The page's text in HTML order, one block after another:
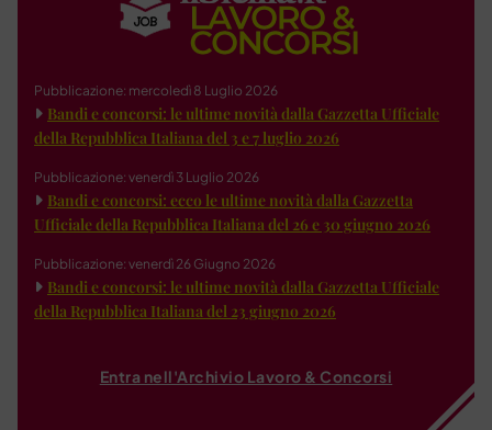
Pubblicazione: mercoledì 8 Luglio 2026
Bandi e concorsi: le ultime novità dalla Gazzetta Ufficiale
della Repubblica Italiana del 3 e 7 luglio 2026
Pubblicazione: venerdì 3 Luglio 2026
Bandi e concorsi: ecco le ultime novità dalla Gazzetta
Ufficiale della Repubblica Italiana del 26 e 30 giugno 2026
Pubblicazione: venerdì 26 Giugno 2026
Bandi e concorsi: le ultime novità dalla Gazzetta Ufficiale
della Repubblica Italiana del 23 giugno 2026
Entra nell'Archivio Lavoro & Concorsi